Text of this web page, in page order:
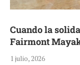
Cuando la
Fairmont
1 julio, 2026